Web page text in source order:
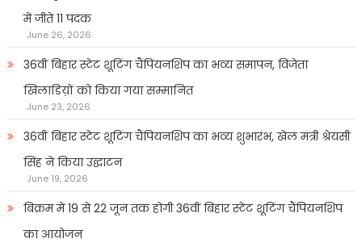
में जीते 11 पदक
June 26, 2026
36वीं बिहार स्टेट शूटिंग चैंपियनशिप का भव्य समापन, विजेता
खिलाडिय़ों को किया गया सम्मानित
June 23, 2026
36वीं बिहार स्टेट शूटिंग चैंपियनशिप का भव्य शुभारंभ, खेल मंत्री श्रेयसी
सिंह ने किया उद्घाटन
June 19, 2026
बिक्रम में 19 से 22 जून तक होगी 36वीं बिहार स्टेट शूटिंग चैंपियनशिप
का आयोजन